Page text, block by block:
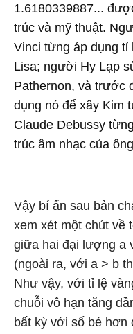
1.6180339887...
trúc và mỹ thuật.
Vinci từng áp dụng tỉ
Lisa; người Hy Lạp
Pathernon, và trước
dụng nó để xây Kim
Claude Debussy
trúc âm nhạc của
Vậy bí ẩn sau bản
xem xét một chút về
giữa hai đại lượng a
(ngoài ra, với a > b
Như vậy, với tỉ lệ
chuỗi vô hạn tăng
bất kỳ với số bé